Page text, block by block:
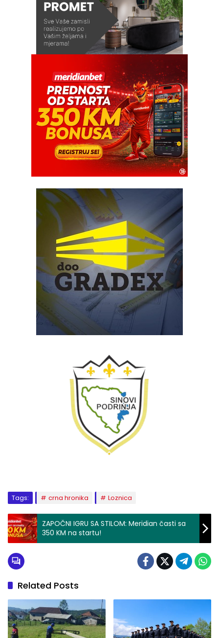
Tags: crna hronika Loznica
ZAPOČNI IGRU SA STILOM: Meridian časti sa
350 KM na startu!
Related Posts